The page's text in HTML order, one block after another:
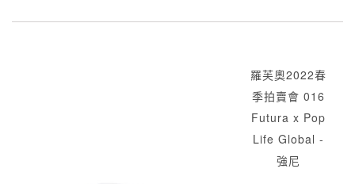
羅芙奧2022春
季拍賣會 016
Futura x Pop
Life Global -
強尼